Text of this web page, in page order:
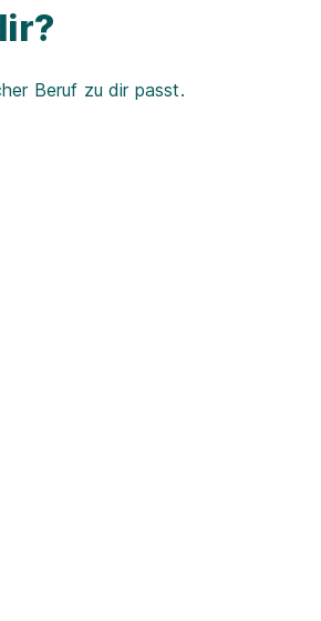
Beruf zu dir passt.